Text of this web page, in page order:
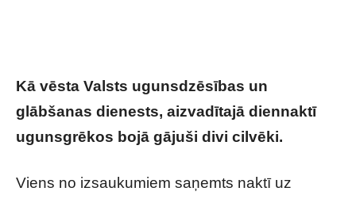
Kā vēsta Valsts ugunsdzēsības un
glābšanas dienests, aizvadītajā diennaktī
ugunsgrēkos bojā gājuši divi cilvēki.
Viens no izsaukumiem saņemts naktī uz